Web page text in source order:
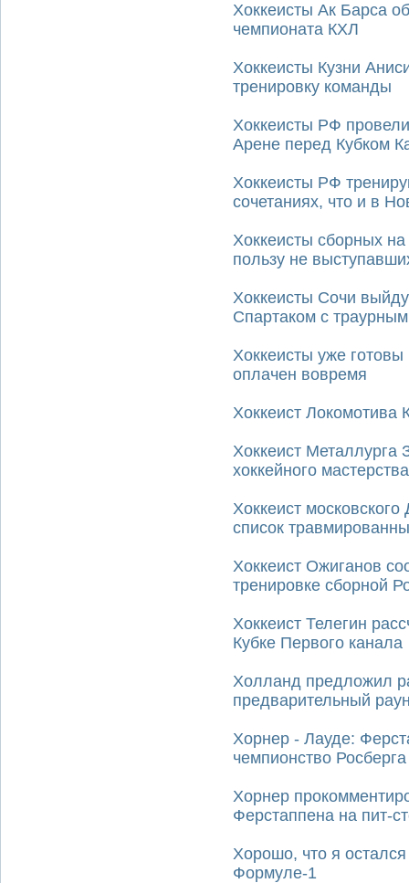
Хоккеисты Ак Барса
чемпионата КХЛ
Хоккеисты Кузни
тренировку команды
Хоккеисты РФ
Арене перед Кубком
Хоккеисты РФ
сочетаниях, что и в
Хоккеисты сборных
пользу не
Хоккеисты Сочи
Спартаком с
Хоккеисты уже готовы
оплачен вовремя
Хоккеист Локомотива
Хоккеист Металлурга
хоккейного мастерства
Хоккеист
список
Хоккеист Ожиганов
тренировке сборной
Хоккеист Телегин
Кубке Первого канала
Холланд предложил
предварительный
Хорнер - Лауде:
чемпионство Росберга
Хорнер
Ферстаппена на пит-
Хорошо, что я
Формуле-1